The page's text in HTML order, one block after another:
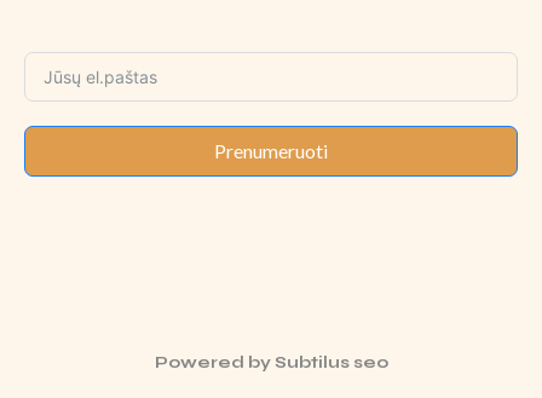
Prenumeruoti
Powered bySubtilus seo